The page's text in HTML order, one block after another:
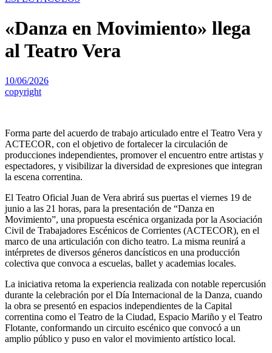
«Danza en Movimiento» llega
al Teatro Vera
10/06/2026
copyright
Forma parte del acuerdo de trabajo articulado entre el Teatro Vera y
ACTECOR, con el objetivo de fortalecer la circulación de
producciones independientes, promover el encuentro entre artistas y
espectadores, y visibilizar la diversidad de expresiones que integran
la escena correntina.
El Teatro Oficial Juan de Vera abrirá sus puertas el viernes 19 de
junio a las 21 horas, para la presentación de “Danza en
Movimiento”, una propuesta escénica organizada por la Asociación
Civil de Trabajadores Escénicos de Corrientes (ACTECOR), en el
marco de una articulación con dicho teatro. La misma reunirá a
intérpretes de diversos géneros dancísticos en una producción
colectiva que convoca a escuelas, ballet y academias locales.
La iniciativa retoma la experiencia realizada con notable repercusión
durante la celebración por el Día Internacional de la Danza, cuando
la obra se presentó en espacios independientes de la Capital
correntina como el Teatro de la Ciudad, Espacio Mariño y el Teatro
Flotante, conformando un circuito escénico que convocó a un
amplio público y puso en valor el movimiento artístico local.